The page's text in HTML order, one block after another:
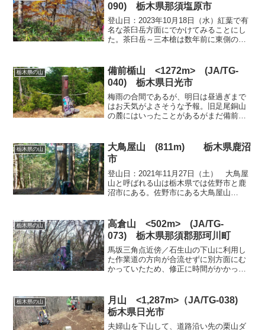
090) 栃木県那須塩原市
登山日：2023年10月18日（水）紅葉で有
名な茶臼岳方面にでかけてみることにし
た。茶臼岳～三本槍は数年前に東側の
対象の「西ボッチ」に登り、湿原を経由
して姥ケ平・ひょ...
栃木県の山
備前楯山 <1272m> (JA/TG-
040) 栃木県日光市
梅雨の合間であるが、明日は昼過ぎまで
はお天気がよさそうな予報。旧足尾銅山
の麓にはいったことがあるがまだ備前楯
道は通行止めになっているとの情報があ
った。反対側の古橋川から...
栃木県の山 大鳥屋山 (811m)
栃木県鹿沼
市
登山日：2021年11月27日（土） 大鳥屋
山と呼ばれる山は栃木県では佐野市と鹿
沼市にある。佐野市にある大鳥屋山
あるほうは地図にも山名がなくあまり登
る人もいないよ...
栃木県の山
高倉山 <502m> (JA/TG-
073) 栃木県那須郡那珂川町
馬坂三角点近傍／石生山の下山に利用し
た作業道の方向が合流せずに別方面にむ
かっていたため、修正に時間がかかって
山は登る距離が短いのでさほど時間がか
からないだろう。登山口が...
栃木県の山
月山 <1,287m>（JA/TG-038)
栃木県日光市
夫婦山を下山して、道路沿い先の栗山ダ